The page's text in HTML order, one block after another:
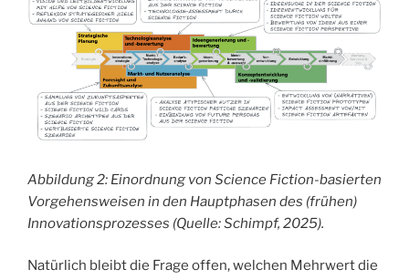
Abbildung 2: Einordnung von Science Fiction-basierten
Vorgehensweisen in den Hauptphasen des (frühen)
Innovationsprozesses (Quelle: Schimpf, 2025).
Natürlich bleibt die Frage offen, welchen Mehrwert die